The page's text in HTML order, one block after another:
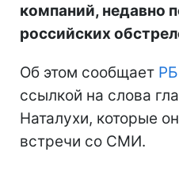
компаний, недавно
российских
Об этом сообщает
ссылкой на слова
Наталухи, которые
встречи со СМИ.